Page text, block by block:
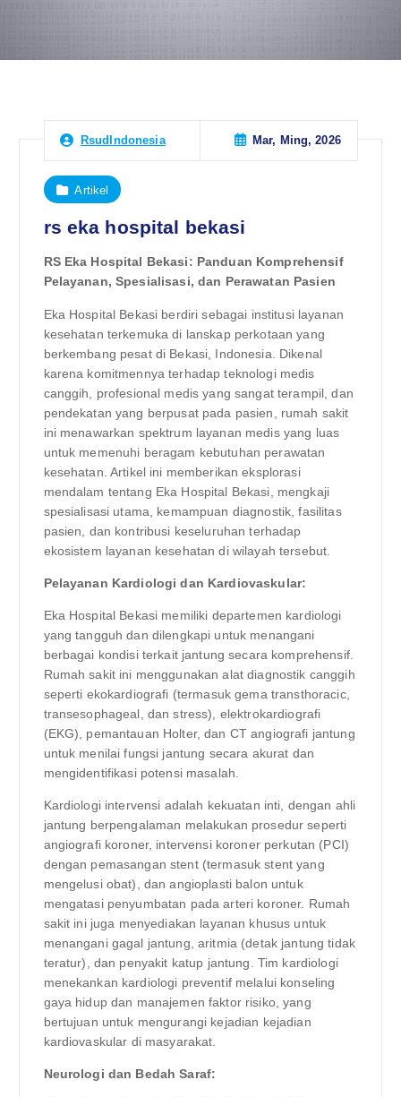
RsudIndonesia Mar, Ming, 2026
Artikel
rs eka hospital bekasi
RS Eka Hospital Bekasi: Panduan Komprehensif
Pelayanan, Spesialisasi, dan Perawatan Pasien
Eka Hospital Bekasi berdiri sebagai institusi layanan
kesehatan terkemuka di lanskap perkotaan yang
berkembang pesat di Bekasi, Indonesia. Dikenal
karena komitmennya terhadap teknologi medis
canggih, profesional medis yang sangat terampil, dan
pendekatan yang berpusat pada pasien, rumah sakit
ini menawarkan spektrum layanan medis yang luas
untuk memenuhi beragam kebutuhan perawatan
kesehatan. Artikel ini memberikan eksplorasi
mendalam tentang Eka Hospital Bekasi, mengkaji
spesialisasi utama, kemampuan diagnostik, fasilitas
pasien, dan kontribusi keseluruhan terhadap
ekosistem layanan kesehatan di wilayah tersebut.
Pelayanan Kardiologi dan Kardiovaskular:
Eka Hospital Bekasi memiliki departemen kardiologi
yang tangguh dan dilengkapi untuk menangani
berbagai kondisi terkait jantung secara komprehensif.
Rumah sakit ini menggunakan alat diagnostik canggih
seperti ekokardiografi (termasuk gema transthoracic,
transesophageal, dan stress), elektrokardiografi
(EKG), pemantauan Holter, dan CT angiografi jantung
untuk menilai fungsi jantung secara akurat dan
mengidentifikasi potensi masalah.
Kardiologi intervensi adalah kekuatan inti, dengan ahli
jantung berpengalaman melakukan prosedur seperti
angiografi koroner, intervensi koroner perkutan (PCI)
dengan pemasangan stent (termasuk stent yang
mengelusi obat), dan angioplasti balon untuk
mengatasi penyumbatan pada arteri koroner. Rumah
sakit ini juga menyediakan layanan khusus untuk
menangani gagal jantung, aritmia (detak jantung tidak
teratur), dan penyakit katup jantung. Tim kardiologi
menekankan kardiologi preventif melalui konseling
gaya hidup dan manajemen faktor risiko, yang
bertujuan untuk mengurangi kejadian kejadian
kardiovaskular di masyarakat.
Neurologi dan Bedah Saraf: